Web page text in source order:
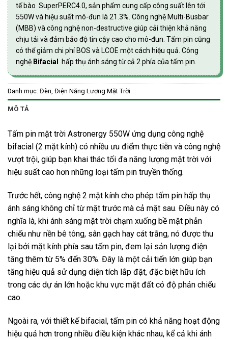
tế bào SuperPERC4.0, sản phẩm cung cấp công suất lên tới
550W và hiệu suất mô-đun là 21.3%. Công nghệ Multi-Busbar
(MBB) và công nghệ non-destructive giúp cải thiện khả năng
chịu tải và đảm bảo độ tin cậy cao cho mô-đun. Tấm pin cũng
có thể giảm chi phí BOS và LCOE một cách hiệu quả. Công
nghệ Bifacial hấp thụ ánh sáng từ cả 2 phía của tấm pin.
Danh mục: Đèn, Điện Năng Lượng Mặt Trời
MÔ TẢ
Tấm pin mặt trời Astronergy 550W ứng dụng công nghệ
bifacial (2 mặt kính) có nhiều ưu điểm thực tiễn và công nghệ
vượt trội, giúp bạn khai thác tối đa năng lượng mặt trời với
hiệu suất cao hơn những loại tấm pin truyền thống.
Trước hết, công nghệ 2 mặt kính cho phép tấm pin hấp thụ
ánh sáng không chỉ từ mặt trước mà cả mặt sau. Điều này có
nghĩa là, khi ánh sáng mặt trời chạm xuống bề mặt phản
chiếu như nền bê tông, sân gạch hay cát trắng, nó được thu
lại bởi mặt kính phía sau tấm pin, đem lại sản lượng điện
tăng thêm từ 5% đến 30%. Đây là một cải tiến lớn giúp bạn
tăng hiệu quả sử dụng diện tích lắp đặt, đặc biệt hữu ích
trong các dự án lớn hoặc khu vực mặt đất có độ phản chiếu
cao.
Ngoài ra, với thiết kế bifacial, tấm pin có khả năng hoạt động
hiệu quả hơn trong nhiều điều kiện khác nhau, kể cả khi ánh